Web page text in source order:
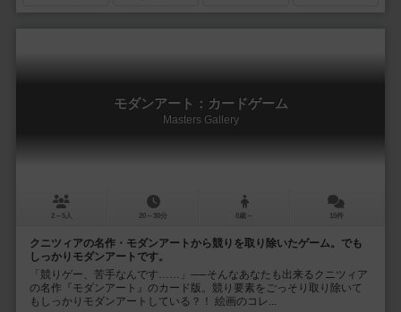
モダンアート：カードゲーム
Masters Gallery
2～5人 20～30分 8歳～ 15件
クニツィアの名作・モダンアートから競りを取り除いたゲーム。でも
しっかりモダンアートです。
「競りゲー、苦手なんです……」──そんなあなたも出来るクニツィア
の名作『モダンアート』のカード版。競り要素をごっそり取り除いて
もしっかりモダンアートしている？！ 絵画のコレ...